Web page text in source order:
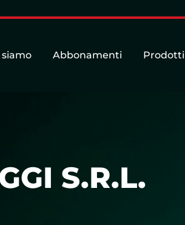
siamo Abbonamenti Prodotti
S.R.L.